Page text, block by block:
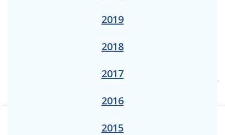
2019
2018
2017
2016
2015